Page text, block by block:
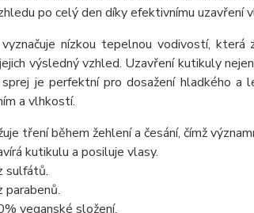
po celý den díky efektivnímu uzavření
nízkou tepelnou vodivostí, která
výsledný vzhled. Uzavření kutikuly
sprej je perfektní pro dosažení hladkého
a vlhkostí.
tření během žehlení a česání, čímž
kutikulu a posiluje vlasy.
sulfátů.
parabenů.
veganské složení.